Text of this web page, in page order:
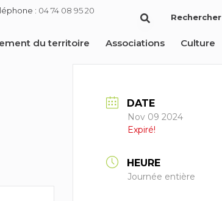
: 04 74 08 95 20
Rechercher
du territoire Associations Culture
DATE
Nov 09 2024
Expiré!
HEURE
Journée entière